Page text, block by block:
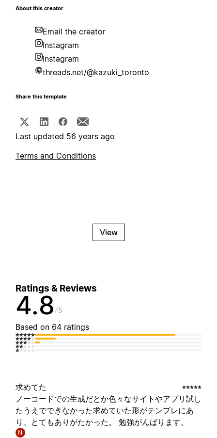
About this creator
Email the creator
Instagram
Instagram
threads.net/@kazuki_toronto
Share this template
Last updated 56 years ago
Terms and Conditions
View
Ratings & Reviews
4.8 5
Based on 64 ratings
求めてた
ノーコードでの生成だとか色々なサイトやアプリ試し
たうえでできなかった求めていた形がテンプレにあ
り、とてもありがたかった。 勉強がんばります。
N